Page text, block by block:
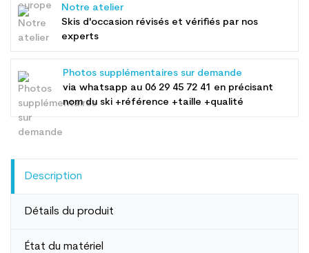
Notre atelier
Skis d'occasion révisés et vérifiés par nos
experts
Photos supplémentaires sur demande
via whatsapp au 06 29 45 72 41 en précisant
nom du ski +référence +taille +qualité
Description
Détails du produit
État du matériel